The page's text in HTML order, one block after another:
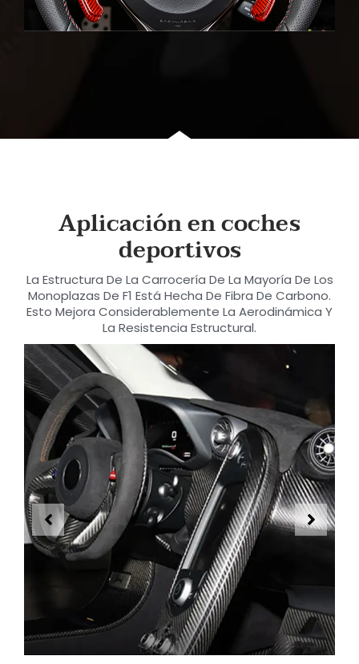
Aplicación en coches
deportivos
La Estructura De La Carrocería De La Mayoría De Los
Monoplazas De F1 Está Hecha De Fibra De Carbono.
Esto Mejora Considerablemente La Aerodinámica Y
La Resistencia Estructural.